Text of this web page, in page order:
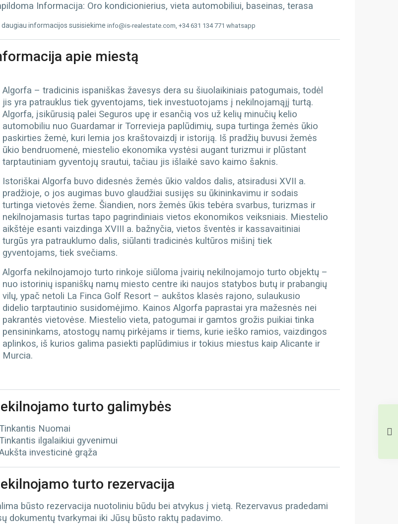
Informacija: Oro kondicionierius, vieta automobiliui, baseinas, terasa
daugiau informacijos susisiekime info@is-realestate.com, +34 631 134 771 whatsapp
apie miestą
Algorfa – tradicinis ispaniškas žavesys dera su šiuolaikiniais patogumais, todėl
jis yra patrauklus tiek gyventojams, tiek investuotojams į nekilnojamąjį turtą.
Algorfa, įsikūrusią palei Seguros upę ir esančią vos už kelių minučių kelio
automobiliu nuo Guardamar ir Torrevieja paplūdimių, supa turtinga žemės ūkio
paskirties žemė, kuri lemia jos kraštovaizdį ir istoriją. Iš pradžių buvusi žemės
ūkio bendruomenė, miestelio ekonomika vystėsi augant turizmui ir plūstant
tarptautiniam gyventojų srautui, tačiau jis išlaikė savo kaimo šaknis.
Istoriškai Algorfa buvo didesnės žemės ūkio valdos dalis, atsiradusi XVII a.
pradžioje, o jos augimas buvo glaudžiai susijęs su ūkininkavimu ir sodais
turtinga vietovės žeme. Šiandien, nors žemės ūkis tebėra svarbus, turizmas ir
nekilnojamasis turtas tapo pagrindiniais vietos ekonomikos veiksniais. Miestelio
aikštėje esanti vaizdinga XVIII a. bažnyčia, vietos šventės ir kassavaitiniai
turgūs yra patrauklumo dalis, siūlanti tradicinės kultūros mišinį tiek
gyventojams, tiek svečiams.
Algorfa nekilnojamojo turto rinkoje siūloma įvairių nekilnojamojo turto objektų –
nuo istorinių ispaniškų namų miesto centre iki naujos statybos butų ir prabangių
vilų, ypač netoli La Finca Golf Resort – aukštos klasės rajono, sulaukusio
didelio tarptautinio susidomėjimo. Kainos Algorfa paprastai yra mažesnės nei
pakrantės vietovėse. Miestelio vieta, patogumai ir gamtos grožis puikiai tinka
pensininkams, atostogų namų pirkėjams ir tiems, kurie ieško ramios, vaizdingos
aplinkos, iš kurios galima pasiekti paplūdimius ir tokius miestus kaip Alicante ir
Murcia.
turto galimybės
Nuomai
ilgalaikiui gyvenimui
investicinė grąža
turto rezervacija
būsto rezervacija nuotoliniu būdu bei atvykus į vietą. Rezervavus pradedami
dokumentų tvarkymai iki Jūsų būsto raktų padavimo.